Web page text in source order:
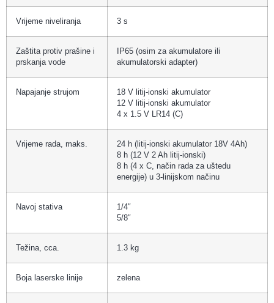
Vrijeme niveliranja 3 s
Zaštita protiv prašine i
prskanja vode
IP65 (osim za akumulatore ili
akumulatorski adapter)
Napajanje strujom
18 V litij-ionski akumulator
12 V litij-ionski akumulator
4 x 1.5 V LR14 (C)
Vrijeme rada, maks.
24 h (litij-ionski akumulator 18V 4Ah)
8 h (12 V 2 Ah litij-ionski)
8 h (4 x C, način rada za uštedu
energije) u 3-linijskom načinu
Navoj stativa
1/4″
5/8″
Težina, cca. 1.3 kg
Boja laserske linije zelena